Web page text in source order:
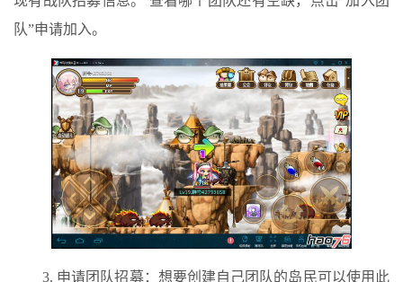
队”申请加入。
3. 申请团队招募：想要创建自己团队的岛民可以使用此